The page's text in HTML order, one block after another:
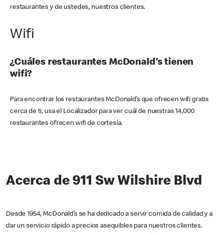
restaurantes y de ustedes, nuestros clientes.
Wifi
¿Cuáles restaurantes McDonald’s tienen
wifi?
Para encontrar los restaurantes McDonald’s que ofrecen wifi gratis
cerca de ti, usa el Localizador para ver cuál de nuestras 14,000
restaurantes ofrecen wifi de cortesía.
Acerca de 911 Sw Wilshire Blvd
Desde 1954, McDonald’s se ha dedicado a servir comida de calidad y a
dar un servicio rápido a precios asequibles para nuestros clientes.